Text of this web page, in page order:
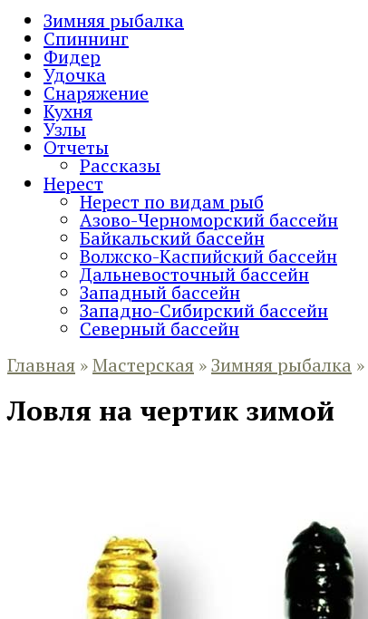
Зимняя рыбалка
Спиннинг
Фидер
Удочка
Снаряжение
Кухня
Узлы
Отчеты
Рассказы
Нерест
Нерест по видам рыб
Азово-Черноморский бассейн
Байкальский бассейн
Волжско-Каспийский бассейн
Дальневосточный бассейн
Западный бассейн
Западно-Сибирский бассейн
Северный бассейн
Главная »Мастерская »Зимняя рыбалка »
Ловля на чертик зимой